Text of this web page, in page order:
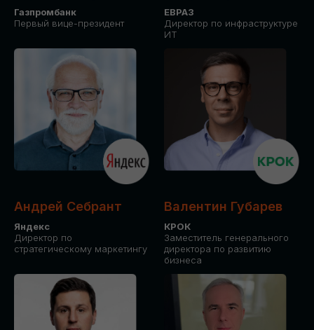
Газпромбанк
Первый вице-президент
ЕВРАЗ
Директор по инфраструктуре
ИТ
Андрей Себрант
Яндекс
Директор по
стратегическому маркетингу
Валентин Губарев
КРОК
Заместитель генерального
директора по развитию
бизнеса